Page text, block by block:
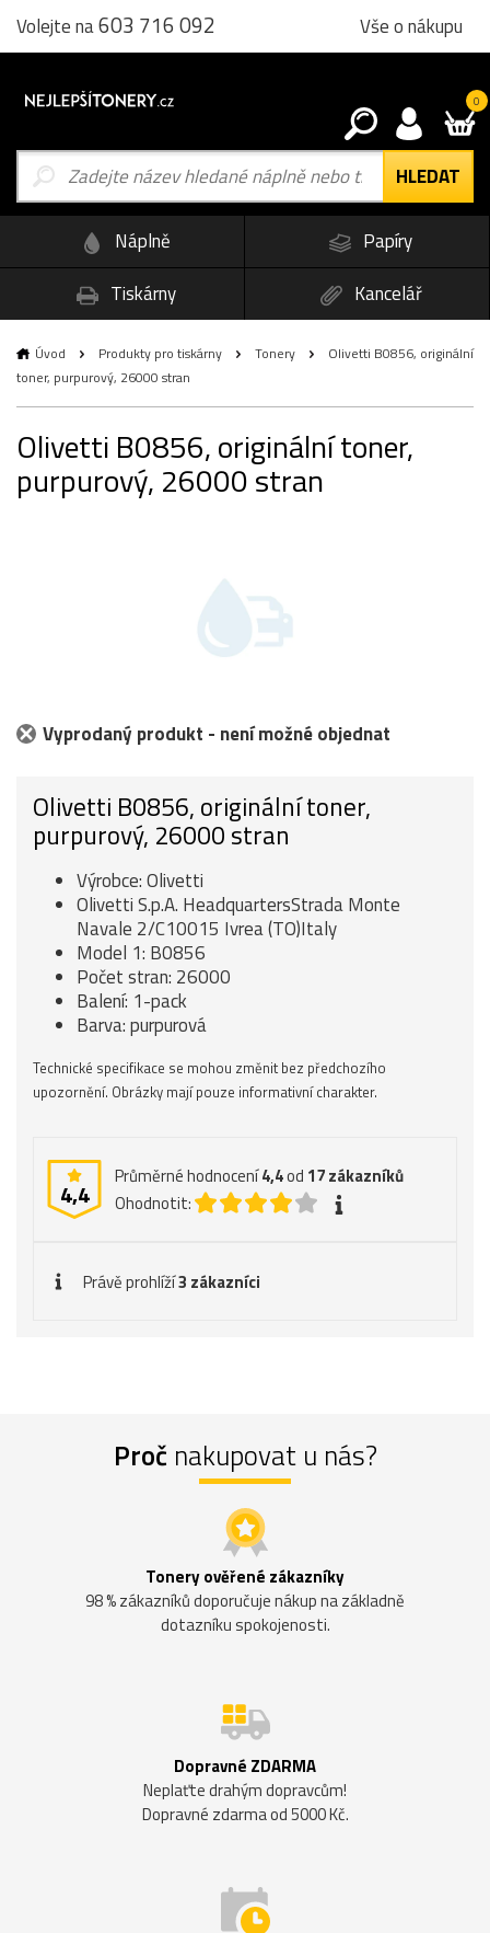
Volejte na603 716 092 Vše o nákupu
0
Náplně
Papíry
Tiskárny
Kancelář
Úvod Produkty pro tiskárny Tonery
Olivetti B0856, originální
toner, purpurový, 26000 stran
Olivetti B0856, originální toner,
purpurový, 26000 stran
Vyprodaný produkt - není možné objednat
Olivetti B0856, originální toner,
purpurový, 26000 stran
Výrobce: Olivetti
Olivetti S.p.A. HeadquartersStrada Monte
Navale 2/C10015 Ivrea (TO)Italy
Model 1: B0856
Počet stran: 26000
Balení: 1-pack
Barva: purpurová
Technické specifikace se mohou změnit bez předchozího
upozornění. Obrázky mají pouze informativní charakter.
4,4
Průměrné hodnocení4,4od 17zákazníků
Ohodnotit:
Právě prohlíží3 zákazníci
Proč nakupovat u nás?
Tonery ověřené zákazníky
98 % zákazníků doporučuje nákup na základně
dotazníku spokojenosti.
Dopravné ZDARMA
Neplaťte drahým dopravcům!
Dopravné zdarma od 5000 Kč.